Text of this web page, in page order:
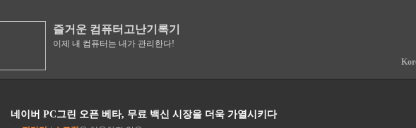
즐거운 컴퓨터고난기록기
이제 내 컴퓨터는 내가 관리한다!
네이버 PC그린 오픈 베타, 무료 백신 시장을 더욱 가열시키다